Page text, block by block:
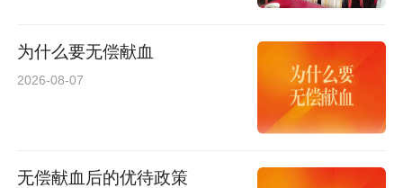
元，直接带动就业超5000人，间接惠及2万余
人，成为数千户果农稳定增收的重要来源。当地
民谚“家有五株海红子，顶养一个好儿子”，生动
诠释了这颗“致富果”在乡村振兴中的分量。
为什么要无偿献血
2026-08-07
无偿献血后的优待政策